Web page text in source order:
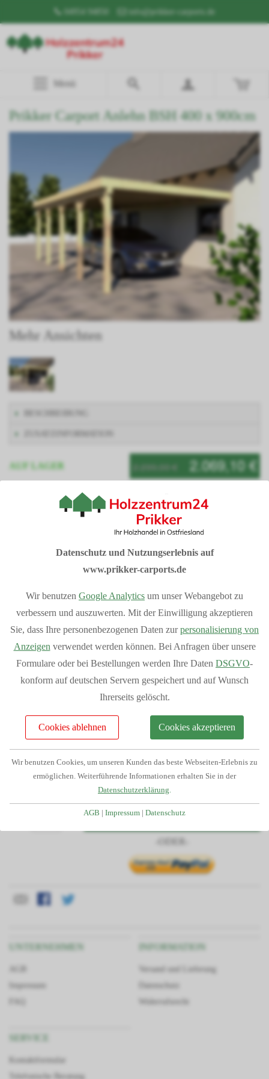
info@prikker-carports.de
Menü
Prikker Carport Anlehn BSH 400 x 900cm
Mehr Ansichten
2.299,00 € 2.069,10 €
AUF LAGER
Artikelnummer: HARZXXXI400900
Planen Sie Ihren Carport ganz nach Ihren Wünschen mit
.
Sommeraktion 10% Rabatt auf das
Grundmodell aller Carports.
Sondermodelle sind von der Aktion ausgeschlossen
hre Vorteile bei Prikker-Carports
Verkauf vom Hersteller
Produziert in Deutschland
Bequemer Online-Kauf
Bundesweite Lieferung
Individuelle Planung Ihres Projektes
Kostenlose Beratung und Angebotserstellung
Telefonservice durch unser geschultes Fachpersonal
Großes Lager dadurch kurze Lieferzeiten
Statiken und Skizzen bei Bedarf verfügbar
Mehr Vorteileanzeigen
In den Warenkorb
UNTERNEHMEN
Impressum
INFORMATION
Versand und Lieferung
Datenschutz
Widerrufsrecht
Kontaktformular
Telefonische Beratung
Datenschutz und Nutzungserlebnis auf
www.prikker-carports.de
Wir benutzen Google Analytics um unser Webangebot zu
verbessern und auszuwerten. Mit der Einwilligung akzeptieren
Sie, dass Ihre personenbezogenen Daten zurpersonalisierung von
Anzeigen verwendet werden können. Bei Anfragen über unsere
Formulare oder bei Bestellungen werden Ihre Daten DSGVO-
konform auf deutschen Servern gespeichert und auf Wunsch
Ihrerseits gelöscht.
Cookies ablehnen Cookies akzeptieren
Wir benutzen Cookies, um unseren Kunden das beste Webseiten-Erlebnis zu
ermöglichen. Weiterführende Informationen erhalten Sie in der
Datenschutzerklärung.
AGB Impressum Datenschutz